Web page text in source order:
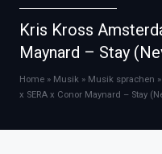
Kris Kross
Maynard – Stay
Home » Musik » Musik sprachen »
x SERA x Conor Maynard – Stay